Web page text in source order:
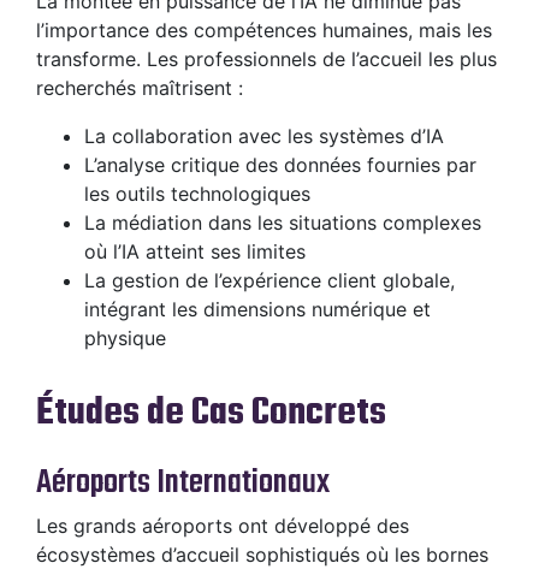
l’importance des compétences humaines, mais les
transforme. Les professionnels de l’accueil les plus
recherchés maîtrisent :
La collaboration avec les systèmes d’IA
L’analyse critique des données fournies par
les outils technologiques
La médiation dans les situations complexes
où l’IA atteint ses limites
La gestion de l’expérience client globale,
intégrant les dimensions numérique et
physique
Études de Cas Concrets
Aéroports Internationaux
Les grands aéroports ont développé des
écosystèmes d’accueil sophistiqués où les bornes